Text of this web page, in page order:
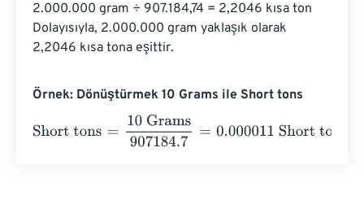
2.000.000 gram ÷ 907.184,74 = 2,2046 kısa ton
Dolayısıyla, 2.000.000 gram yaklaşık olarak
2,2046 kısa tona eşittir.
Örnek: Dönüştürmek 10 Grams ile Short tons
Short tons
10 Grams907184.7 0.000011 Short tons